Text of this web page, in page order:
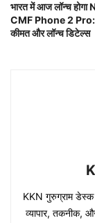
भारत में आज लॉन्च
CMF Phone 2 Pro:
कीमत और लॉन्च डिटेल्स
KKN गुरुग्राम डेस्क
व्यापार, तकनीक,